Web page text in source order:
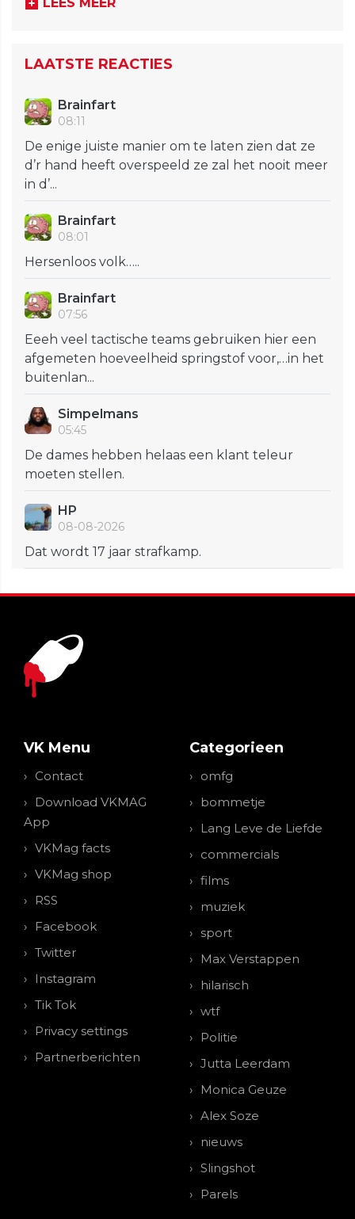
LAATSTE REACTIES
Brainfart
08:11
De enige juiste manier om te laten zien dat ze
d’r hand heeft overspeeld ze zal het nooit meer
in d’...
Brainfart
08:01
Hersenloos volk…..
Brainfart
07:56
Eeeh veel tactische teams gebruiken hier een
afgemeten hoeveelheid springstof voor,…in het
buitenlan...
Simpelmans
05:45
De dames hebben helaas een klant teleur
moeten stellen.
HP
08-08-2026
Dat wordt 17 jaar strafkamp.
VK Menu
Contact
Download VKMAG
App
VKMag facts
VKMag shop
RSS
Facebook
Twitter
Instagram
Tik Tok
Privacy settings
Partnerberichten
Categorieen
omfg
bommetje
Lang Leve de Liefde
commercials
films
muziek
sport
Max Verstappen
hilarisch
wtf
Politie
Jutta Leerdam
Monica Geuze
Alex Soze
nieuws
Slingshot
Parels